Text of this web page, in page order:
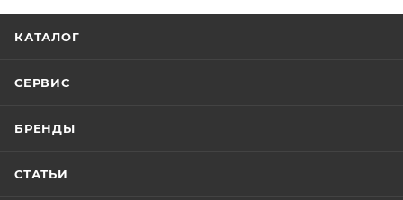
КАТАЛОГ
СЕРВИС
БРЕНДЫ
СТАТЬИ